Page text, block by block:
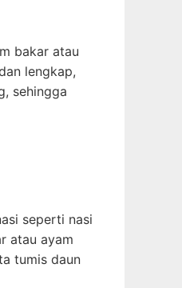
bakar atau
lengkap,
sehingga
seperti nasi
atau ayam
tumis daun